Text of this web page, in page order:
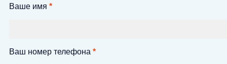
Ваше имя *
Ваш номер телефона *